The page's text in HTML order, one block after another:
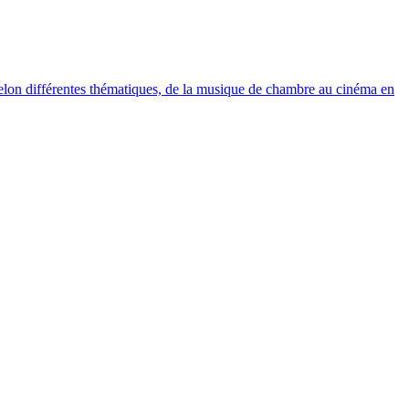
différentes thématiques, de la musique de chambre au cinéma en